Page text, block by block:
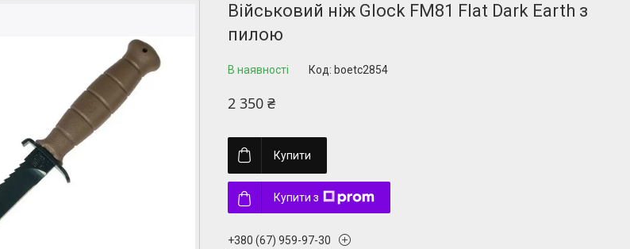
Військовий ніж Glock FM81 Flat Dark Earth з
пилою
В наявності Код: boetc2854
2 350 ₴
Купити
Купити з
+380 (67) 959-97-30